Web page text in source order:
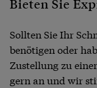
Bieten Sie
Sollten Sie Ihr
benötigen oder
Zustellung zu
gern an und wir